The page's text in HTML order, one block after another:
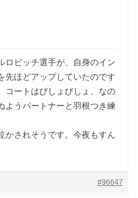
ロビッチ選手が、自身のイン
先ほどアップしていたのです
コートはびしょびしょ、なの
ようパートナーと羽根つき練
かされそうです。今夜もすん
#96647